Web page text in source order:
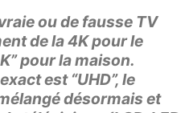
ou de fausse TV
de la 4K pour le
pour la maison.
est “UHD”, le
désormais et